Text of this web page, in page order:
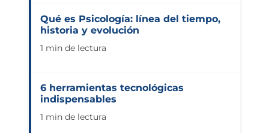
Qué es Psicología: línea del tiempo,
historia y evolución
1 min de lectura
6 herramientas tecnológicas
indispensables
1 min de lectura